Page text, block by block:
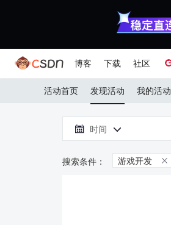
博客 下载 社区
活动首页 发现活动 我的活动
 时间 
游戏开发 